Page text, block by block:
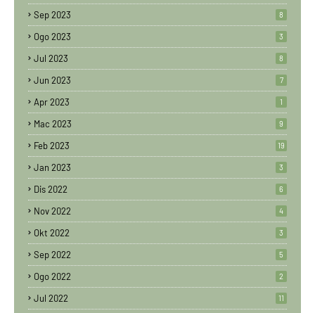
Sep 2023 8
Ogo 2023 3
Jul 2023 8
Jun 2023 7
Apr 2023 1
Mac 2023 9
Feb 2023 19
Jan 2023 3
Dis 2022 6
Nov 2022 4
Okt 2022 3
Sep 2022 5
Ogo 2022 2
Jul 2022 11